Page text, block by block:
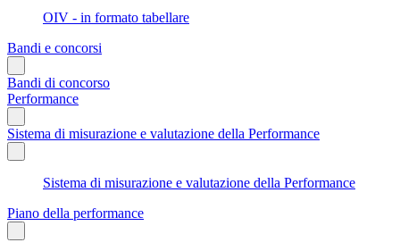
OIV - in formato tabellare
Bandi e concorsi
Bandi di concorso
Performance
Sistema di misurazione e valutazione della Performance
Sistema di misurazione e valutazione della Performance
Piano della performance